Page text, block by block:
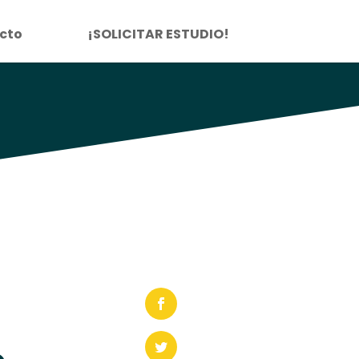
¡SOLICITAR ESTUDIO!